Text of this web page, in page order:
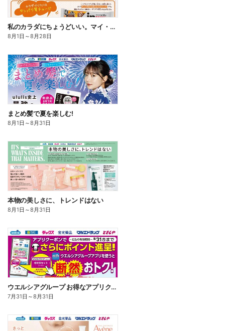
私のカラダにちょうどいい。マイ・サプリフード
8月1日 ～8月28日
まとめ髪で夏を楽しむ!
8月1日 ～8月31日
本物の美しさに、トレンドはない
8月1日 ～8月31日
ウエルシアグループ お得なアプリクーポン
7月31日 ～8月31日